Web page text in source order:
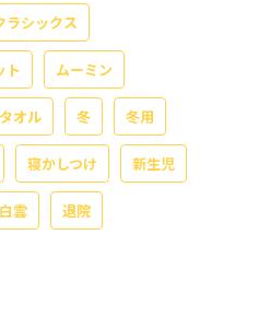
ラシックス
ト ムーミン
オル 冬 冬用
寝かしつけ 新生児
白雲 退院